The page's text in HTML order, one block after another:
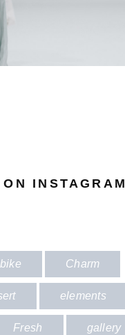
INSTAGRAM
bike Charm
elements
Fresh gallery